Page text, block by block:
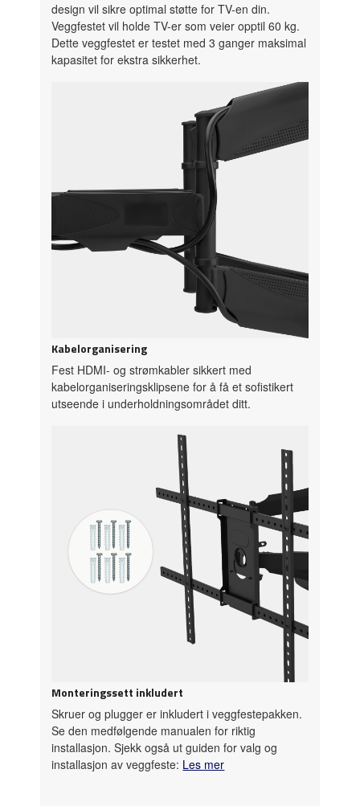
design vil sikre optimal støtte for TV-en din.
Veggfestet vil holde TV-er som veier opptil 60 kg.
Dette veggfestet er testet med 3 ganger maksimal
kapasitet for ekstra sikkerhet.
Kabelorganisering
Fest HDMI- og strømkabler sikkert med
kabelorganiseringsklipsene for å få et sofistikert
utseende i underholdningsområdet ditt.
Monteringssett inkludert
Skruer og plugger er inkludert i veggfestepakken.
Se den medfølgende manualen for riktig
installasjon. Sjekk også ut guiden for valg og
installasjon av veggfeste: Les mer